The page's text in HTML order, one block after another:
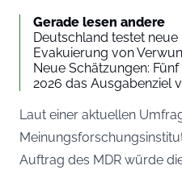
Gerade lesen andere
Deutschland testet
Evakuierung von
Neue Schätzungen:
2026 das Ausgabenziel
Laut einer aktuellen
Auftrag des MDR würde